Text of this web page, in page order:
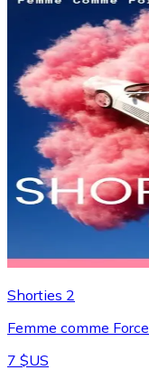
Shorties 2
Femme comme Force
7 $US